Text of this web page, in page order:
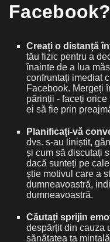
Facebook?
Creați o distanță
tău fizic pentru a
înainte de a lua
confruntați imediat
Facebook. Mergeți
părinții - faceți
ei să fie prin
Planificați-vă
dvs. s-au liniștit,
și cum să discutați
dacă sunteți pe
știe motivul care a
dumneavoastră,
dumneavoastră.
Căutați sprijin
despărțit din cauza
sănătatea ta